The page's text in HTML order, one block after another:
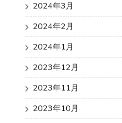
2024年3月
2024年2月
2024年1月
2023年12月
2023年11月
2023年10月